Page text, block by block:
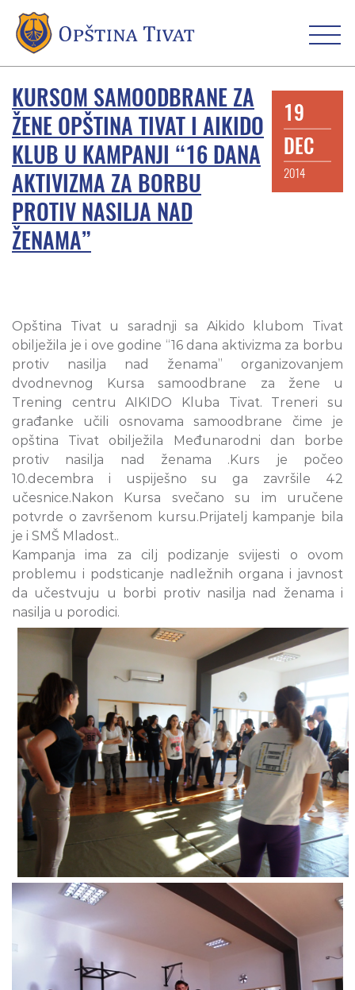
KURSOM SAMOODBRANE ZA
ŽENE OPŠTINA TIVAT I AIKIDO
KLUB U KAMPANJI “16 DANA
AKTIVIZMA ZA BORBU
PROTIV NASILJA NAD
ŽENAMA”
19
DEC
2014
Opština Tivat u saradnji sa Aikido klubom Tivat
obilježila je i ove godine “16 dana aktivizma za borbu
protiv nasilja nad ženama” organizovanjem
dvodnevnog Kursa samoodbrane za žene u
Trening centru AIKIDO Kluba Tivat. Treneri su
građanke učili osnovama samoodbrane čime je
opština Tivat obilježila Međunarodni dan borbe
protiv nasilja nad ženama .Kurs je počeo
10.decembra i uspiješno su ga završile 42
učesnice.Nakon Kursa svečano su im uručene
potvrde o završenom kursu.Prijatelj kampanje bila
je i SMŠ Mladost..
Kampanja ima za cilj podizanje svijesti o ovom
problemu i podsticanje nadležnih organa i javnost
da učestvuju u borbi protiv nasilja nad ženama i
nasilja u porodici.